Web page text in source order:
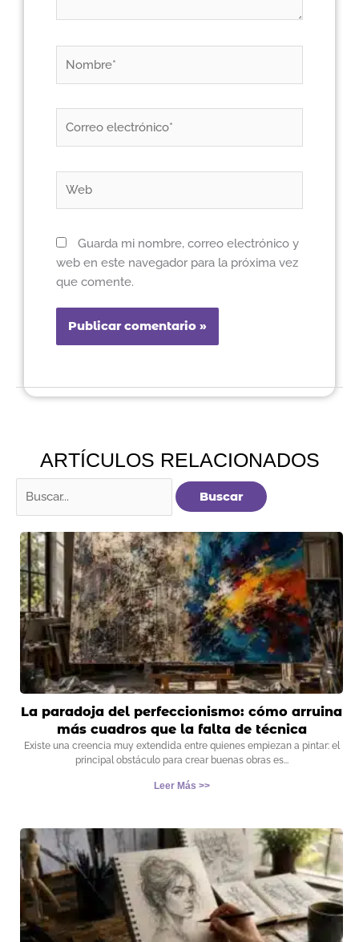
electrónico*
Guarda mi nombre, correo electrónico y
web en este navegador para la próxima vez
que comente.
ARTÍCULOS RELACIONADOS
La paradoja del perfeccionismo: cómo arruina
más cuadros que la falta de técnica
Existe una creencia muy extendida entre quienes empiezan a pintar: el
principal obstáculo para crear buenas obras es
Leer Más >>